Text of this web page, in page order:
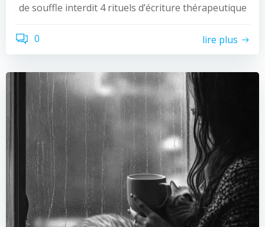
de souffle interdit 4 rituels d’écriture thérapeutique
0 lire plus